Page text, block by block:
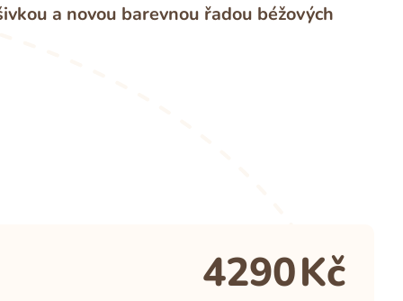
a novou barevnou řadou béžových
4290Kč